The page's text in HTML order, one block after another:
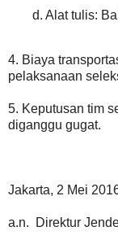
d. Alat tulis:
4. Biaya
pelaksanaan
5. Keputusan tim
diganggu gugat.
Jakarta, 2 Mei
a.n. Direktur